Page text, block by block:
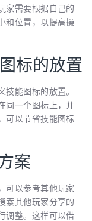
家需要根据自己的
和位置，以提高操
标的放置
能图标的放置。
同一个图标上，并
可以节省技能图标
案
可以参考其他玩家
索其他玩家分享的
调整。这样可以借